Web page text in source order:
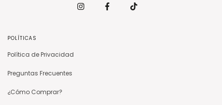
POLÍTICAS
Política de Privacidad
Preguntas Frecuentes
¿Cómo Comprar?